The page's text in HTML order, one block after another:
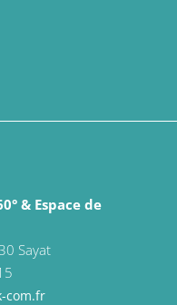
& Espace de
Sayat
com.fr